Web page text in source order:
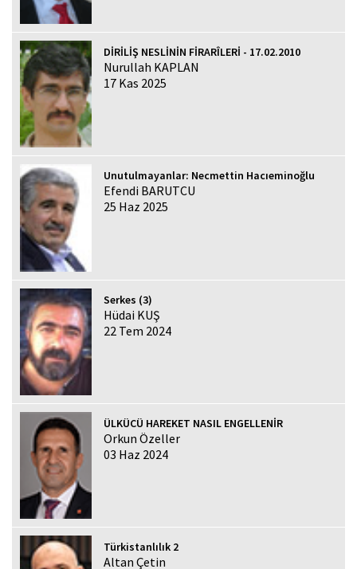
DİRİLİŞ NESLİNİN FİRARÎLERİ - 17.02.2010
Nurullah KAPLAN
17 Kas 2025
Unutulmayanlar: Necmettin Hacıeminoğlu
Efendi BARUTCU
25 Haz 2025
Serkes (3)
Hüdai KUŞ
22 Tem 2024
ÜLKÜCÜ HAREKET NASIL ENGELLENİR
Orkun Özeller
03 Haz 2024
Türkistanlılık 2
Altan Çetin